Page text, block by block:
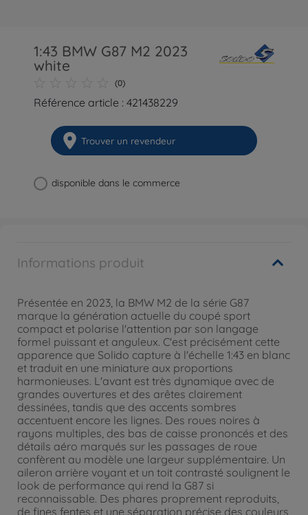
1:43 BMW G87 M2 2023
white
(0)
Référence article : 421438229
Trouver un revendeur
disponible dans le commerce
Informations produit
Présentée en 2023, la BMW M2 de la série G87
marque la génération actuelle du coupé sport
compact et polarise l'attention par son langage
formel puissant et anguleux. C'est précisément cette
apparence que Solido capture à l'échelle 1:43 en blanc
et traduit en une miniature aux proportions
harmonieuses. L'avant est très dynamique avec de
grandes ouvertures et des arêtes clairement
dessinées, tandis que des accents sombres
accentuent encore les lignes. Des roues noires à
rayons multiples, des bas de caisse prononcés et des
détails aéro marqués sur les passages de roue
confèrent au modèle une largeur supplémentaire. Un
aileron arrière voyant et un toit contrasté soulignent le
look de performance qui rend la G87 si
reconnaissable. Des phares proprement reproduits,
de fines fentes et une séparation précise des couleurs